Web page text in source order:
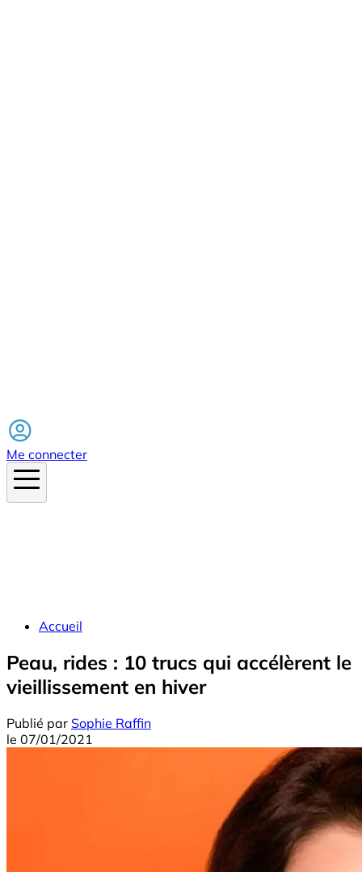
Me connecter
Accueil
Peau, rides : 10 trucs qui accélèrent le
vieillissement en hiver
Publié par Sophie Raffin
le 07/01/2021